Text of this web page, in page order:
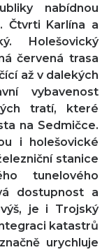
nabídnou
Čtvrti Karlína a
Holešovický
červená trasa
až v dalekých
vybavenost
tratí, které
na Sedmičce.
i holešovické
stanice
tunelového
dostupnost a
je i Trojský
katastrů
urychluje